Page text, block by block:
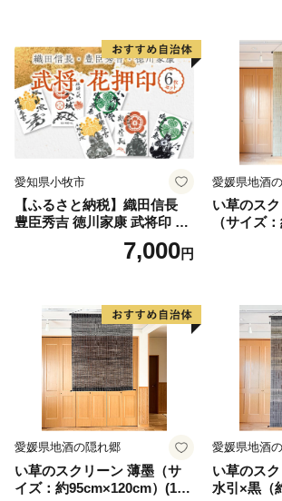
牧市 お取り寄せ 送料無料
愛知県 小
料無料
愛知県小牧市
【ふるさと納税】織田信長
豊臣秀吉 徳川家康 武将印 花
押印 6枚 セット イラスト 戦
国 武将 小牧山城 墨絵 龍画師
グッズ 愛知県 小牧市 お取り
寄せ 送料無料
7,000円
愛媛県地酒
い草のス
（サイズ
愛媛県地酒の隠れ郷
い草のスクリーン 薄墨（サ
イズ：約95cm×120cm）(14
愛媛県地酒
い草のス
水引×黒（